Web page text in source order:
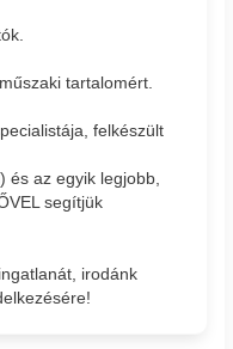
tartalomért.
felkészült
és az egyik legjobb,
segítjük
irodánk